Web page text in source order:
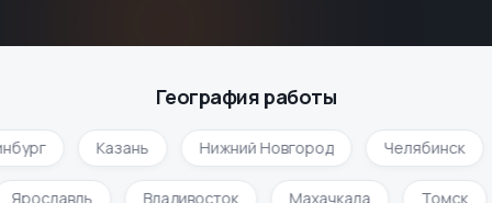
География работы
Казань Нижний Новгород Челябинск
Ярославль Владивосток Махачкала Томск